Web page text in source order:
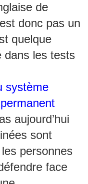
de
donc pas un
quelque
dans les tests
système
aujourd’hui
sont
personnes
face